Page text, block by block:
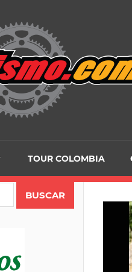
TOUR COLOMBIA